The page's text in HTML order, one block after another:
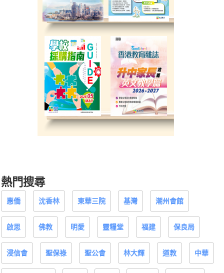
熱門搜尋
惠僑 沈香林 東華三院 基灣 潮州會館
啟思 佛教 明愛 靈糧堂 福建 保良局
浸信會 聖保祿 聖公會 林大輝 道教 中華